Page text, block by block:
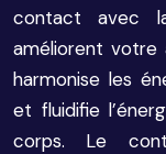
contact avec
améliorent votre
harmonise les
et fluidifie
corps. Le